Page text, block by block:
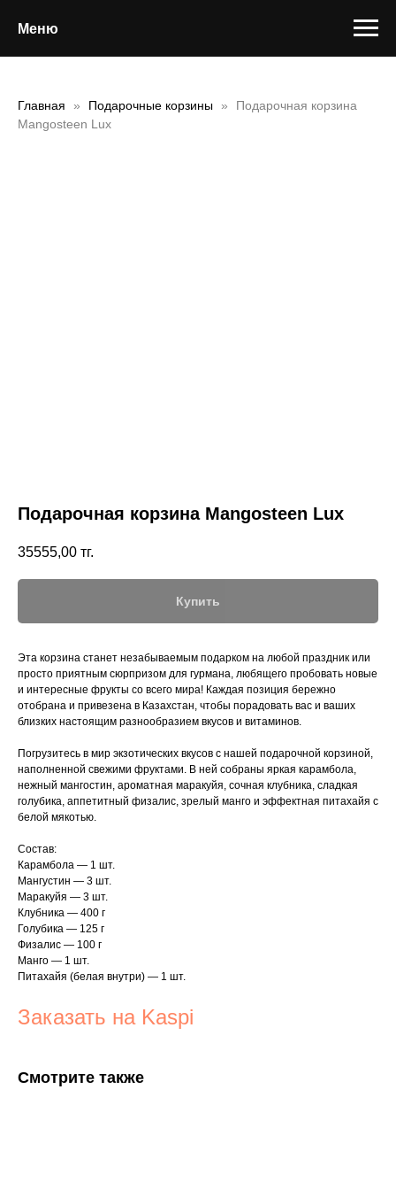
Меню
Главная Подарочные корзины
Подарочная корзина
Mangosteen Lux
Подарочная корзина Mangosteen Lux
35555,00 тг.
Купить
Эта корзина станет незабываемым подарком на любой праздник или
просто приятным сюрпризом для гурмана, любящего пробовать новые
и интересные фрукты со всего мира! Каждая позиция бережно
отобрана и привезена в Казахстан, чтобы порадовать вас и ваших
близких настоящим разнообразием вкусов и витаминов.
Погрузитесь в мир экзотических вкусов с нашей подарочной корзиной,
наполненной свежими фруктами. В ней собраны яркая карамбола,
нежный мангостин, ароматная маракуйя, сочная клубника, сладкая
голубика, аппетитный физалис, зрелый манго и эффектная питахайя с
белой мякотью.
Состав:
Карамбола — 1 шт.
Мангустин — 3 шт.
Маракуйя — 3 шт.
Клубника — 400 г
Голубика — 125 г
Физалис — 100 г
Манго — 1 шт.
Питахайя (белая внутри) — 1 шт.
Заказать на Kaspi
Смотрите также